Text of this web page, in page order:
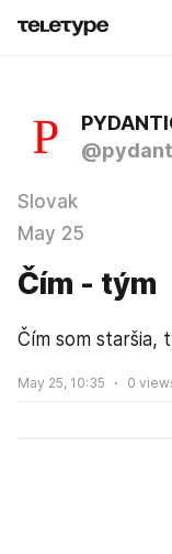
Slovak
May 25
Čím - tým
Čím som staršia,
May 25, 10:35 0